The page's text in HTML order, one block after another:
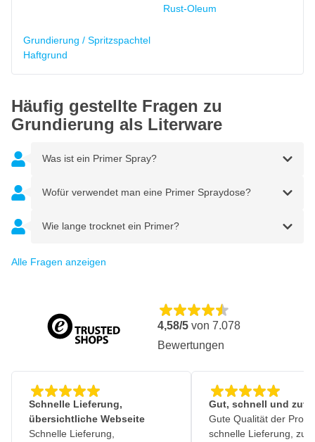
Rust-Oleum
Grundierung / Spritzspachtel
Haftgrund
Häufig gestellte Fragen zu
Grundierung als Literware
Was ist ein Primer Spray?
Wofür verwendet man eine Primer Spraydose?
Wie lange trocknet ein Primer?
Alle Fragen anzeigen
4,58/5 von 7.078
Bewertungen
Schnelle Lieferung,
übersichtliche Webseite
Schnelle Lieferung,
Gut, schnell und
Gute Qualität der
schnelle Lieferung,